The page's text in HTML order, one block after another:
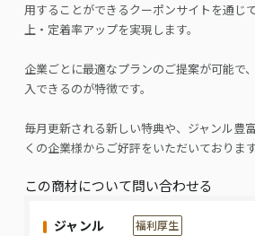
用することができるクーポンサイトを通じ
上・定着率アップを実現します。
企業ごとに最適なプランのご提案が可能で
入できるのが特徴です。
毎月更新される新しい特典や、ジャンル豊
くの企業様からご好評をいただいております
この商材について問い合わせる
ジャンル 福利厚生